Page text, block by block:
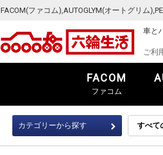
FACOM(ファコム),AUTOGLYM(オートグリム
車と
ご利
FACOM
ファコム
カテゴリーから探す